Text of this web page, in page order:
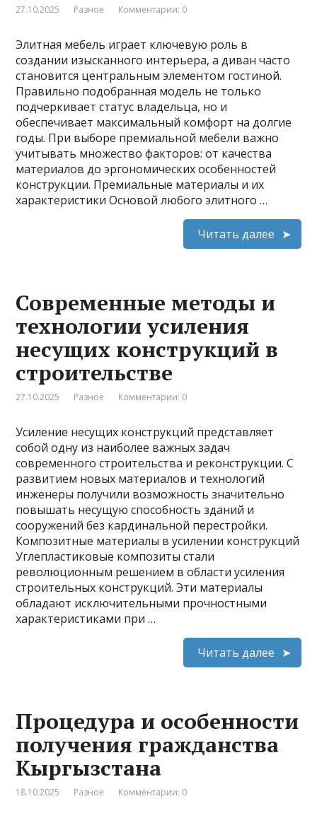
27.10.2025 Разное Комментарии: 0
Элитная мебель играет ключевую роль в
создании изысканного интерьера, а диван часто
становится центральным элементом гостиной.
Правильно подобранная модель не только
подчеркивает статус владельца, но и
обеспечивает максимальный комфорт на долгие
годы. При выборе премиальной мебели важно
учитывать множество факторов: от качества
материалов до эргономических особенностей
конструкции. Премиальные материалы и их
характеристики Основой любого элитного …
Читать далее
Современные методы и
технологии усиления
несущих конструкций в
строительстве
27.10.2025 Разное Комментарии: 0
Усиление несущих конструкций представляет
собой одну из наиболее важных задач
современного строительства и реконструкции. С
развитием новых материалов и технологий
инженеры получили возможность значительно
повышать несущую способность зданий и
сооружений без кардинальной перестройки.
Композитные материалы в усилении конструкций
Углепластиковые композиты стали
революционным решением в области усиления
строительных конструкций. Эти материалы
обладают исключительными прочностными
характеристиками при …
Читать далее
Процедура и особенности
получения гражданства
Кыргызстана
18.10.2025 Разное Комментарии: 0